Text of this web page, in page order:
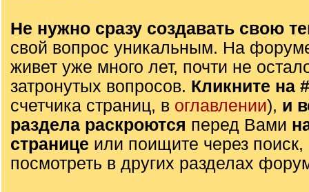
Не нужно сразу создавать свою
свой вопрос уникальным. На
живет уже много лет, почти не
затронутых вопросов. Кликните на
счетчика страниц, в оглавлении), и
раздела раскроются перед Вами
странице или поищите через
посмотреть в других разделах